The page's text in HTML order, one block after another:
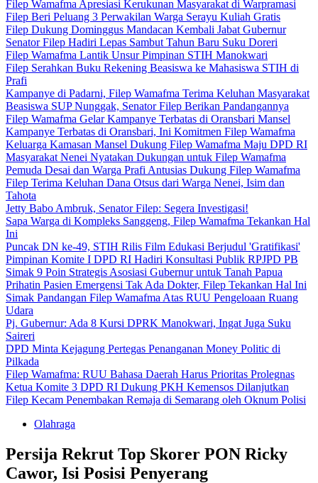
Filep Wamafma Apresiasi Kerukunan Masyarakat di Warpramasi
Filep Beri Peluang 3 Perwakilan Warga Serayu Kuliah Gratis
Filep Dukung Dominggus Mandacan Kembali Jabat Gubernur
Senator Filep Hadiri Lepas Sambut Tahun Baru Suku Doreri
Filep Wamafma Lantik Unsur Pimpinan STIH Manokwari
Filep Serahkan Buku Rekening Beasiswa ke Mahasiswa STIH di
Prafi
Kampanye di Padarni, Filep Wamafma Terima Keluhan Masyarakat
Beasiswa SUP Nunggak, Senator Filep Berikan Pandangannya
Filep Wamafma Gelar Kampanye Terbatas di Oransbari Mansel
Kampanye Terbatas di Oransbari, Ini Komitmen Filep Wamafma
Keluarga Kamasan Mansel Dukung Filep Wamafma Maju DPD RI
Masyarakat Nenei Nyatakan Dukungan untuk Filep Wamafma
Pemuda Desai dan Warga Prafi Antusias Dukung Filep Wamafma
Filep Terima Keluhan Dana Otsus dari Warga Nenei, Isim dan
Tahota
Jetty Babo Ambruk, Senator Filep: Segera Investigasi!
Sapa Warga di Kompleks Sanggeng, Filep Wamafma Tekankan Hal
Ini
Puncak DN ke-49, STIH Rilis Film Edukasi Berjudul 'Gratifikasi'
Pimpinan Komite I DPD RI Hadiri Konsultasi Publik RPJPD PB
Simak 9 Poin Strategis Asosiasi Gubernur untuk Tanah Papua
Prihatin Pasien Emergensi Tak Ada Dokter, Filep Tekankan Hal Ini
Simak Pandangan Filep Wamafma Atas RUU Pengeloaan Ruang
Udara
Pj. Gubernur: Ada 8 Kursi DPRK Manokwari, Ingat Juga Suku
Saireri
DPD Minta Kejagung Pertegas Penanganan Money Politic di
Pilkada
Filep Wamafma: RUU Bahasa Daerah Harus Prioritas Prolegnas
Ketua Komite 3 DPD RI Dukung PKH Kemensos Dilanjutkan
Filep Kecam Penembakan Remaja di Semarang oleh Oknum Polisi
Olahraga
Persija Rekrut Top Skorer PON Ricky
Cawor, Isi Posisi Penyerang